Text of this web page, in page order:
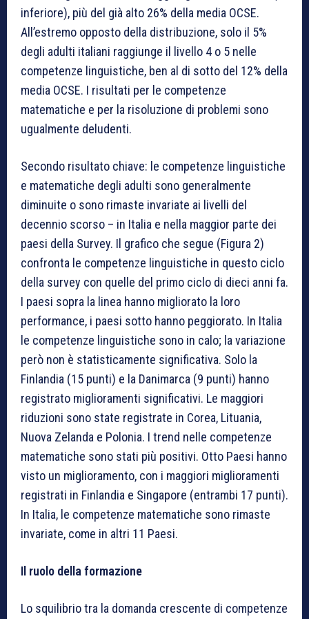
inferiore), più del già alto 26% della media OCSE.
All’estremo opposto della distribuzione, solo il 5%
degli adulti italiani raggiunge il livello 4 o 5 nelle
competenze linguistiche, ben al di sotto del 12% della
media OCSE. I risultati per le competenze
matematiche e per la risoluzione di problemi sono
ugualmente deludenti.
Secondo risultato chiave: le competenze linguistiche
e matematiche degli adulti sono generalmente
diminuite o sono rimaste invariate ai livelli del
decennio scorso – in Italia e nella maggior parte dei
paesi della Survey. Il grafico che segue (Figura 2)
confronta le competenze linguistiche in questo ciclo
della survey con quelle del primo ciclo di dieci anni fa.
I paesi sopra la linea hanno migliorato la loro
performance, i paesi sotto hanno peggiorato. In Italia
le competenze linguistiche sono in calo; la variazione
però non è statisticamente significativa. Solo la
Finlandia (15 punti) e la Danimarca (9 punti) hanno
registrato miglioramenti significativi. Le maggiori
riduzioni sono state registrate in Corea, Lituania,
Nuova Zelanda e Polonia. I trend nelle competenze
matematiche sono stati più positivi. Otto Paesi hanno
visto un miglioramento, con i maggiori miglioramenti
registrati in Finlandia e Singapore (entrambi 17 punti).
In Italia, le competenze matematiche sono rimaste
invariate, come in altri 11 Paesi.
Il ruolo della formazione
Lo squilibrio tra la domanda crescente di competenze